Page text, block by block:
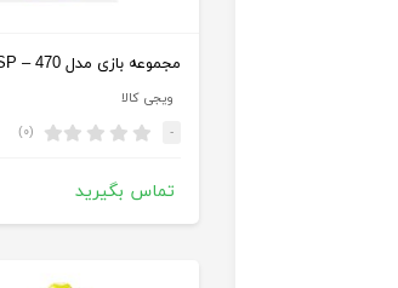
مجموعه بازی مدل SP – 470
ویجی کالا
- (۰)
تماس بگیرید